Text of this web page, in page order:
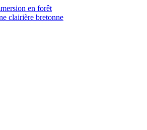
en forêt
clairière bretonne